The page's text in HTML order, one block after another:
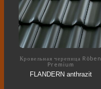
Кровельная черепица Röben
Premium
FLANDERN anthrazit